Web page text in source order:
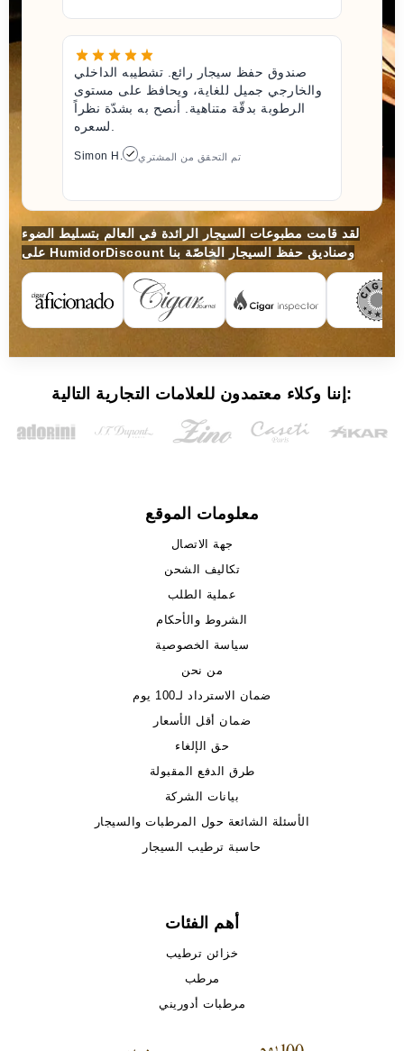
صندوق حفظ سيجار رائع. تشطيبه الداخلي
والخارجي جميل للغاية، ويحافظ على مستوى
الرطوبة بدقّة متناهية. أنصح به بشدّة نظراً
لسعره.
Simon H. تم التحقق من المشتري
لقد قامت مطبوعات السيجار الرائدة في العالم بتسليط الضوء
على HumidorDiscount وصناديق حفظ السيجار الخاصّة بنا
إننا وكلاء معتمدون للعلامات التجارية التالية:
معلومات الموقع
جهة الاتصال
تكاليف الشحن
عملية الطلب
الشروط والأحكام
سياسة الخصوصية
من نحن
ضمان الاسترداد لـ100 يوم
ضمان أقل الأسعار
حق الإلغاء
طرق الدفع المقبولة
بيانات الشركة
الأسئلة الشائعة حول المرطبات والسيجار
حاسبة ترطيب السيجار
أهم الفئات
خزائن ترطيب
مرطب
مرطبات أدوريني